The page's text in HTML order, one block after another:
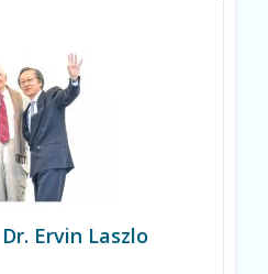
Ervin Laszlo